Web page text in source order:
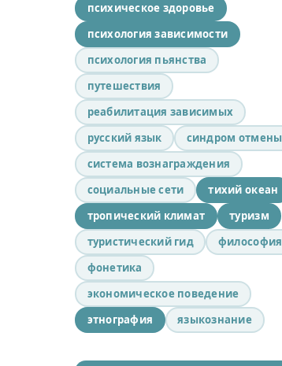
психическое здоровье
психология зависимости
психология пьянства
путешествия
реабилитация зависимых
русский язык
синдром отмены
система вознаграждения
социальные сети
тихий океан
тропический климат
туризм
туристический гид
философия
фонетика
экономическое поведение
этнография
языкознание